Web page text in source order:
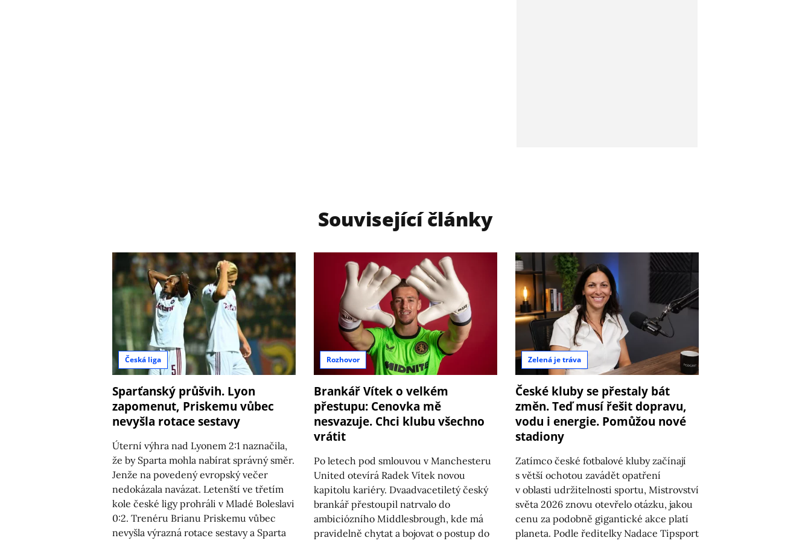
Související články
Česká liga
Sparťanský průšvih. Lyon
zapomenut, Priskemu vůbec
nevyšla rotace sestavy
Úterní výhra nad Lyonem 2:1 naznačila,
že by Sparta mohla nabírat správný směr.
Jenže na povedený evropský večer
nedokázala navázat. Letenští ve třetím
kole české ligy prohráli v Mladé Boleslavi
0:2. Trenéru Brianu Priskemu vůbec
nevyšla výrazná rotace sestavy a Sparta
Rozhovor
Brankář Vítek o velkém
přestupu: Cenovka mě
nesvazuje. Chci klubu všechno
vrátit
Po letech pod smlouvou v Manchesteru
United otevírá Radek Vítek novou
kapitolu kariéry. Dvaadvacetiletý český
brankář přestoupil natrvalo do
ambiciózního Middlesbrough, kde má
pravidelně chytat a bojovat o postup do
Zelená je tráva
České kluby se přestaly bát
změn. Teď musí řešit dopravu,
vodu i energie. Pomůžou nové
stadiony
Zatímco české fotbalové kluby začínají
s větší ochotou zavádět opatření
v oblasti udržitelnosti sportu, Mistrovství
světa 2026 znovu otevřelo otázku, jakou
cenu za podobně gigantické akce platí
planeta. Podle ředitelky Nadace Tipsport